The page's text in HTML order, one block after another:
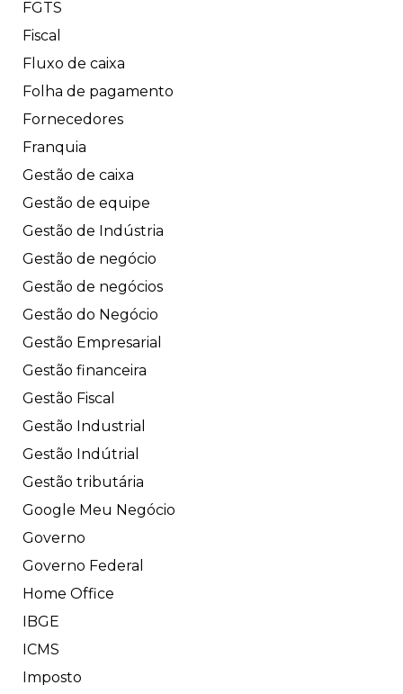
FGTS
Fiscal
Fluxo de caixa
Folha de pagamento
Fornecedores
Franquia
Gestão de caixa
Gestão de equipe
Gestão de Indústria
Gestão de negócio
Gestão de negócios
Gestão do Negócio
Gestão Empresarial
Gestão financeira
Gestão Fiscal
Gestão Industrial
Gestão Indútrial
Gestão tributária
Google Meu Negócio
Governo
Governo Federal
Home Office
IBGE
ICMS
Imposto